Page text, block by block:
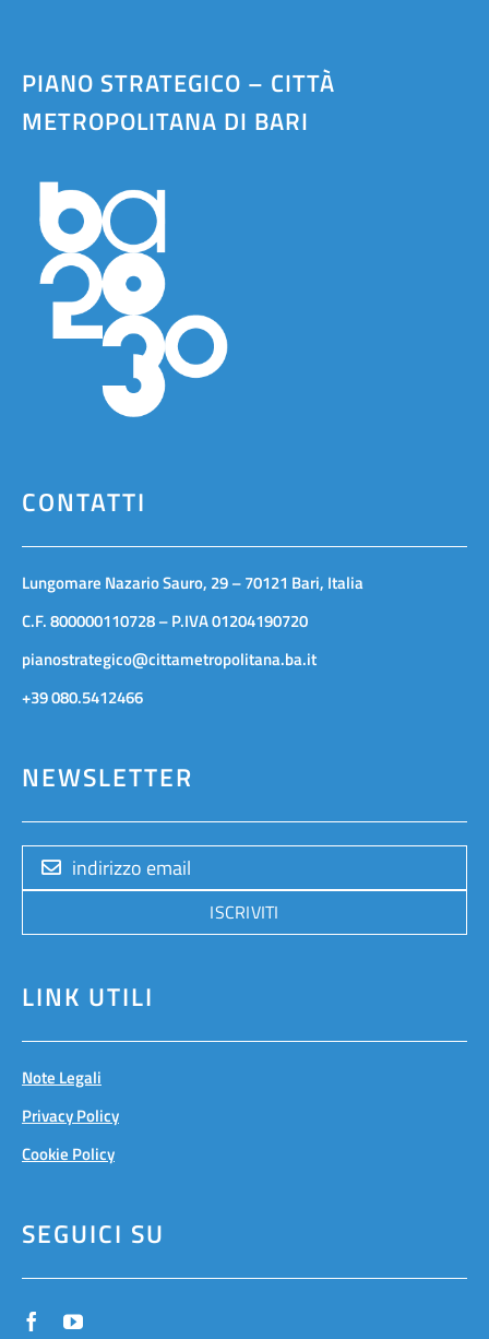
PIANO STRATEGICO – CITTÀ
METROPOLITANA DI BARI
CONTATTI
Lungomare Nazario Sauro, 29 – 70121 Bari, Italia
C.F. 800000110728 – P.IVA 01204190720
pianostrategico@cittametropolitana.ba.it
+39 080.5412466
NEWSLETTER
ISCRIVITI
LINK UTILI
Note Legali
Privacy Policy
Cookie Policy
SEGUICI SU